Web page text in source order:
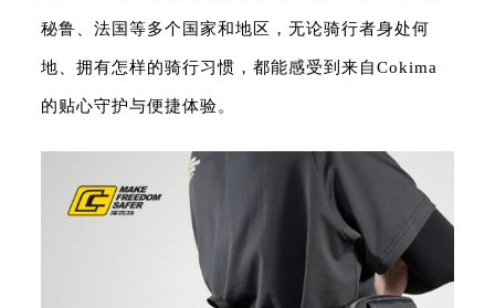
秘鲁、法国等多个国家和地区，无论骑行者身处何
地、拥有怎样的骑行习惯，都能感受到来自Cokima
的贴心守护与便捷体验。